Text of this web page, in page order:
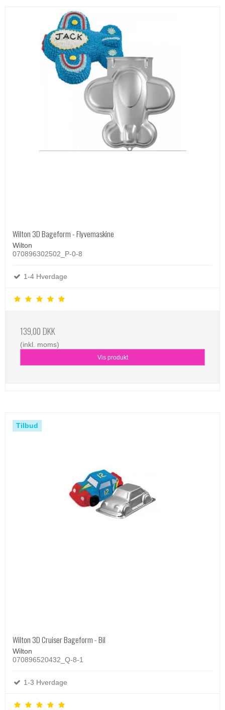
Wilton 3D Bageform - Flyvemaskine
Wilton
070896302502_P-0-8
1-4 Hverdage
139,00 DKK
(inkl. moms)
Vis produkt
Tilbud
Wilton 3D Cruiser Bageform - Bil
Wilton
070896520432_Q-8-1
1-3 Hverdage